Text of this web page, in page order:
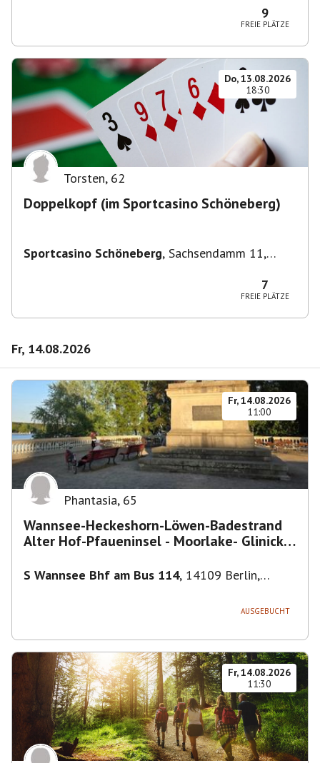
9
FREIE PLÄTZE
Do, 13.08.2026
18:30
Torsten, 62
Doppelkopf (im Sportcasino Schöneberg)
Sportcasino Schöneberg, Sachsendamm 11,
7
FREIE PLÄTZE
Fr, 14.08.2026
Fr, 14.08.2026
11:00
Phantasia, 65
Wannsee-Heckeshorn-Löwen-Badestrand
Alter Hof-Pfaueninsel - Moorlake- Glinicker
S Wannsee Bhf am Bus 114, 14109 Berlin,
AUSGEBUCHT
Fr, 14.08.2026
11:30